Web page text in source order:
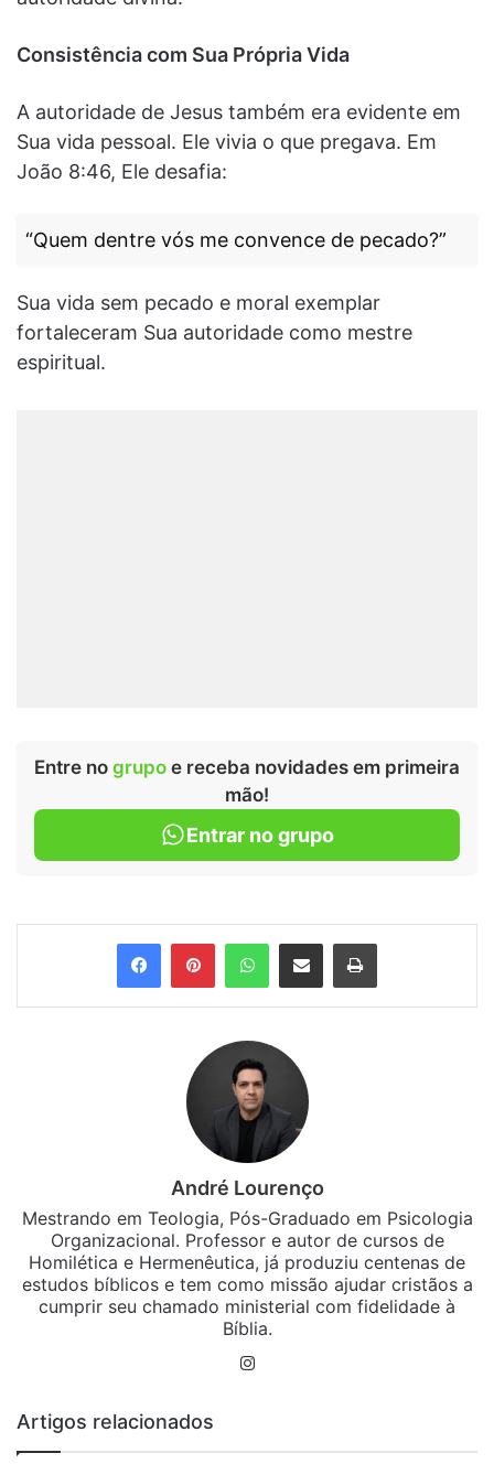
Consistência com Sua Própria Vida
A autoridade de Jesus também era evidente em
Sua vida pessoal. Ele vivia o que pregava. Em
João 8:46, Ele desafia:
“Quem dentre vós me convence de pecado?”
Sua vida sem pecado e moral exemplar
fortaleceram Sua autoridade como mestre
espiritual.
Entre no grupo e receba novidades em primeira
mão!
Entrar no grupo
FacebookPinterestWhatsApp
Compartilhar via e-mail Imprimir
André Lourenço
Mestrando em Teologia, Pós-Graduado em Psicologia
Organizacional. Professor e autor de cursos de
Homilética e Hermenêutica, já produziu centenas de
estudos bíblicos e tem como missão ajudar cristãos a
cumprir seu chamado ministerial com fidelidade à
Bíblia.
Artigos relacionados